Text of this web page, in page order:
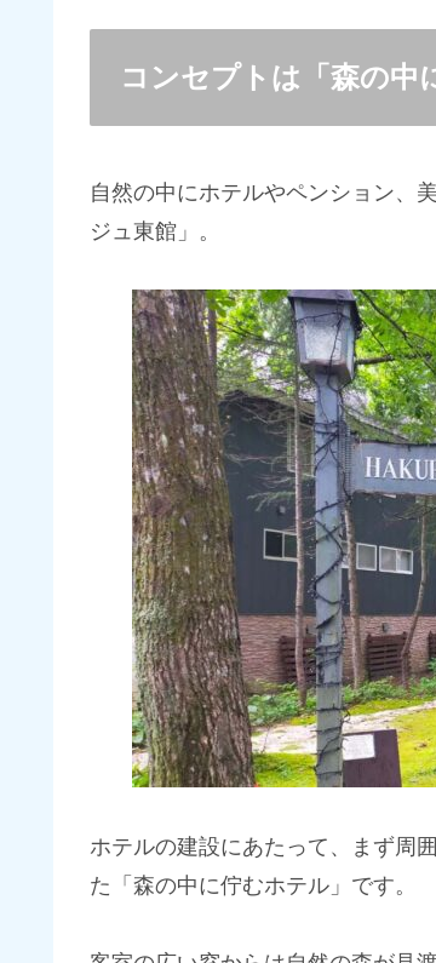
コンセプトは「森の中
自然の中にホテルやペンション、
ジュ東館」。
ホテルの建設にあたって、まず周
た「森の中に佇むホテル」です。